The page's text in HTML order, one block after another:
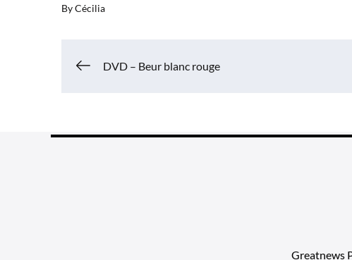
ByCécilia
Navigation
DVD – Beur blanc rouge
Greatnews